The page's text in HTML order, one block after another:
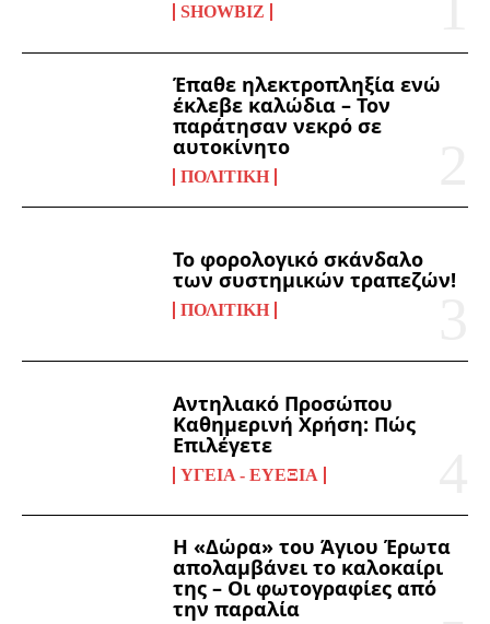
SHOWBIZ
Έπαθε ηλεκτροπληξία ενώ
έκλεβε καλώδια – Τον
παράτησαν νεκρό σε
αυτοκίνητο
ΠΟΛΙΤΙΚΉ
Το φορολογικό σκάνδαλο
των συστημικών τραπεζών!
ΠΟΛΙΤΙΚΉ
Αντηλιακό Προσώπου
Καθημερινή Χρήση: Πώς
Επιλέγετε
ΥΓΕΊΑ - ΕΥΕΞΊΑ
Η «Δώρα» του Άγιου Έρωτα
απολαμβάνει το καλοκαίρι
της – Οι φωτογραφίες από
την παραλία